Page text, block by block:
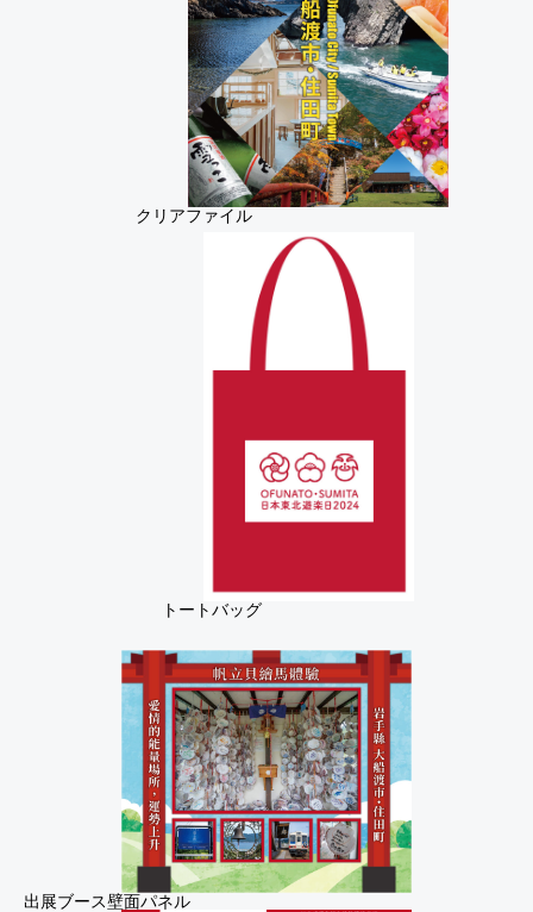
クリアファイル
トートバッグ
出展ブース壁面パネル